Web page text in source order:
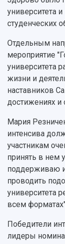
университета
студенческих
Отдельным
мероприятие
университета
жизни и
наставников
достижениях и
Мария
интенсива
участникам
принять в нем
поддерживаю
проводить
университета
всем
Победители
лидеры